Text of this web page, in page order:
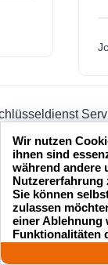
Service
und hat
geöffnet.
empfehlen.
24 Stunden am
Wir nutzen
ihnen sind
während andere
Nutzererfahrung
Sie können
zulassen
einer Ablehnung
Funktionalitäten